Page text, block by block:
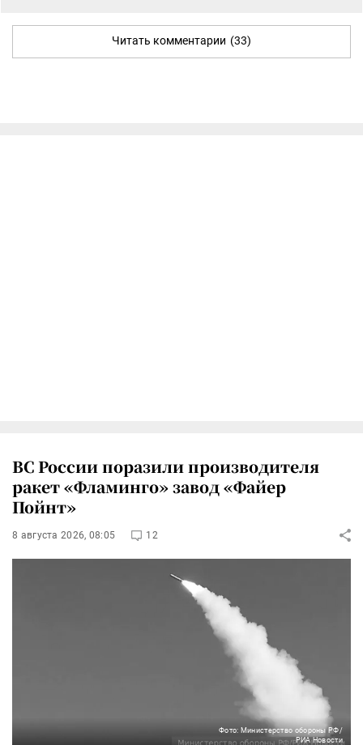
Читать комментарии (33)
ВС России поразили производителя
ракет «Фламинго» завод «Файер
Пойнт»
8 августа 2026, 08:05 12
Фото: Министерство обороны РФ/
РИА Новости